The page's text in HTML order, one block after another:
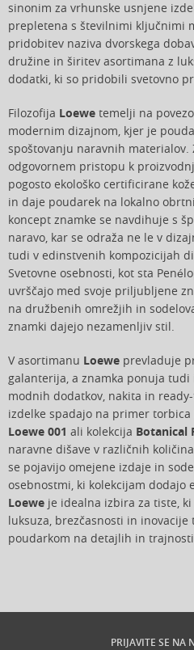
sinonim za vrhunske usnjene
prepletena s številnimi ključnimi
pridobitev naziva dvorskega
družine in širitev asortimana z
dodatki, ki so pridobili svetovno
Filozofija Loewe temelji na
modernim dizajnom, kjer je
spoštovanju naravnih materialov.
odgovornem pristopu k
pogosto ekološko certificirane
in daje poudarek na lokalno
koncept znamke se navdihuje s
naravo, kar se odraža ne le v
tudi v edinstvenih kompozicijah
Svetovne osebnosti, kot sta
uvrščajo med svoje priljubljene
na družbenih omrežjih in
znamki dajejo nezamenljiv stil.
V asortimanu Loewe prevladuje
galanterija, a znamka ponuja
modnih dodatkov, nakita in
izdelke spadajo na primer
Loewe 001 ali kolekcija Botanical
naravne dišave v različnih
se pojavijo omejene izdaje in
osebnostmi, ki kolekcijam dodajo
Loewe je idealna izbira za tiste,
luksuza, brezčasnosti in inovacije
poudarkom na detajlih in
PRIJAVITE SE NA